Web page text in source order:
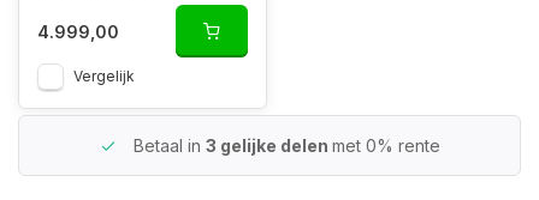
4.999,00
Vergelijk
Betaal in 3 gelijke delen met 0% rente